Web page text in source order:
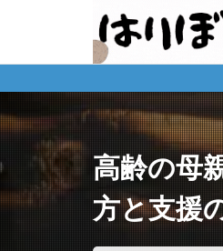
高齢の母
方と支援